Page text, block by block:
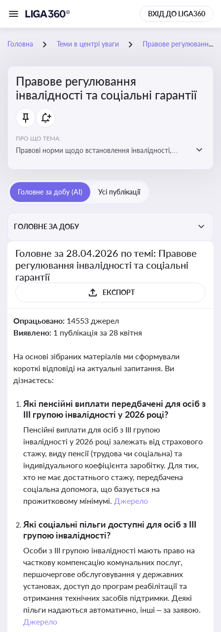
ВХІД ДО LIGA360
Головна Теми в центрі уваги Правове регулювання інвалідності та соціальні гарантії
Правове регулювання
інвалідності та соціальні гарантії
ПРО ЩО ТЕМА:
Правові норми щодо встановлення інвалідності,
Головне за добу (AI) Усі публікації
ГОЛОВНЕ ЗА ДОБУ
Головне за 28.04.2026 по темі: Правове
регулювання інвалідності та соціальні
гарантії
ЕКСПОРТ
Опрацьовано: 14553 джерел
Виявлено: 1 публікація за 28 квітня
На основі зібраних матеріалів ми сформували
короткі відповіді на актуальні запитання. Ви
дізнаєтесь:
Які пенсійні виплати передбачені для осіб з
ІІІ групою інвалідності у 2026 році?
Пенсійні виплати для осіб з ІІІ групою
інвалідності у 2026 році залежать від страхового
стажу, виду пенсії (трудова чи соціальна) та
індивідуального коефіцієнта заробітку. Для тих,
хто не має достатнього стажу, передбачена
соціальна допомога, що базується на
прожитковому мінімумі. Джерело
Які соціальні пільги доступні для осіб з ІІІ
групою інвалідності?
Особи з ІІІ групою інвалідності мають право на
часткову компенсацію комунальних послуг,
першочергове обслуговування у державних
установах, доступ до програм реабілітації та
отримання технічних засобів підтримки. Деякі
пільги надаються автоматично, інші – за заявою.
Джерело